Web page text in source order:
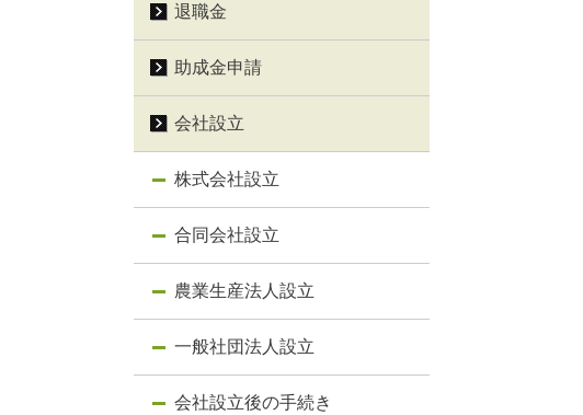
退職金
助成金申請
会社設立
株式会社設立
合同会社設立
農業生産法人設立
一般社団法人設立
会社設立後の手続き